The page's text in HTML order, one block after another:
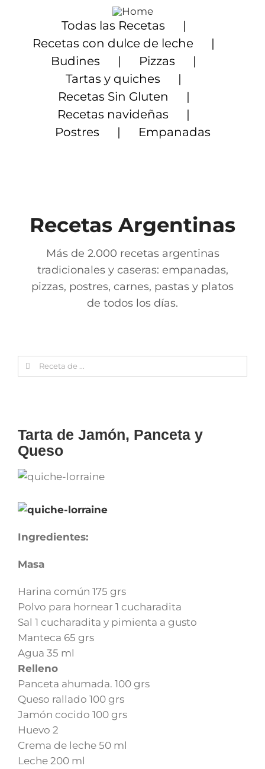
contenido
Todas las Recetas
Recetas con dulce de leche
Budines
Pizzas
Tartas y quiches
Recetas Sin Gluten
Recetas navideñas
Postres
Empanadas
Recetas Argentinas
Más de 2.000 recetas argentinas
tradicionales y caseras: empanadas,
pizzas, postres, carnes, pastas y platos
de todos los días.
Search
for:
Tarta de Jamón, Panceta y
Queso
Ingredientes:
Masa
Harina común 175 grs
Polvo para hornear 1 cucharadita
Sal 1 cucharadita y pimienta a gusto
Manteca 65 grs
Agua 35 ml
Relleno
Panceta ahumada. 100 grs
Queso rallado 100 grs
Jamón cocido 100 grs
Huevo 2
Crema de leche 50 ml
Leche 200 ml